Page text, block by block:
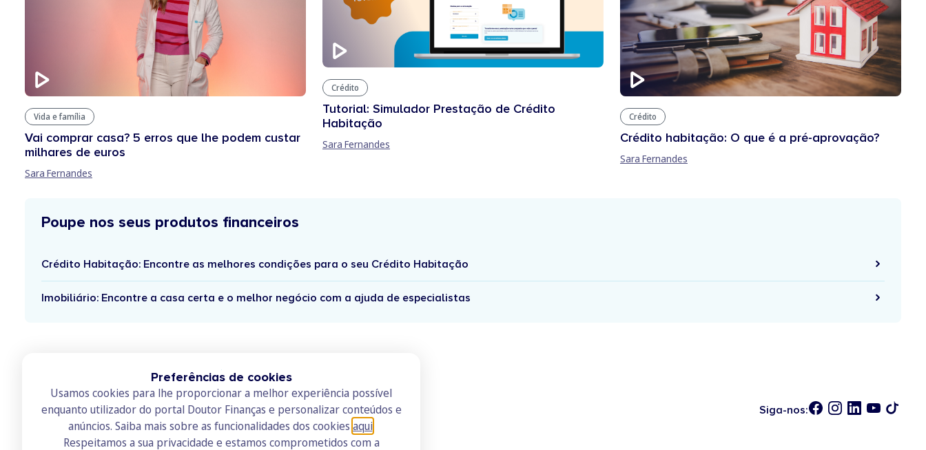
Vida e família
Vai comprar casa? 5 erros que lhe podem custar
milhares de euros
Sara Fernandes
Crédito
Tutorial: Simulador Prestação de Crédito
Habitação
Sara Fernandes
Crédito
Crédito habitação: O que é a pré-aprovação?
Sara Fernandes
Poupe nos seus produtos financeiros
Crédito Habitação: Encontre as melhores condições para o seu Crédito Habitação
Imobiliário: Encontre a casa certa e o melhor negócio com a ajuda de especialistas
Preferências de cookies
Usamos cookies para lhe proporcionar a melhor experiência possível
enquanto utilizador do portal Doutor Finanças e personalizar conteúdos e
anúncios. Saiba mais sobre as funcionalidades dos cookies aqui
Respeitamos a sua privacidade e estamos comprometidos com a
Siga-nos: